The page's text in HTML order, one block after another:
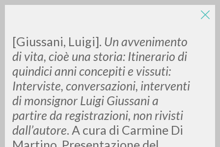
[Giussani, Luigi]. Un avvenimento
di vita, cioè una storia: Itinerario di
quindici anni concepiti e vissuti:
Interviste, conversazioni, interventi
di monsignor Luigi Giussani a
partire da registrazioni, non rivisti
dall’autore. A cura di Carmine Di
LUIGI
GIUSSANI
scritti